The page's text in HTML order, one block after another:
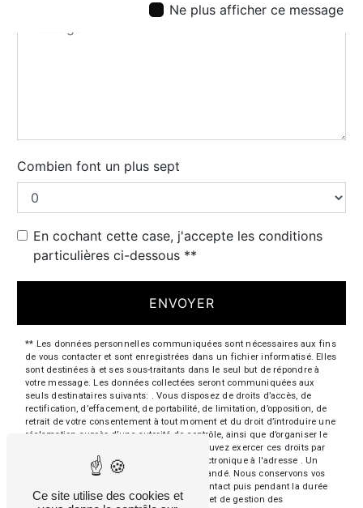
Ne plus afficher ce message
Combien font un plus sept
En cochant cette case, j'accepte les conditions
particulières ci-dessous **
ENVOYER
** Les données personnelles communiquées sont nécessaires aux fins
de vous contacter et sont enregistrées dans un fichier informatisé. Elles
sont destinées à et ses sous-traitants dans le seul but de répondre à
votre message. Les données collectées seront communiquées aux
seuls destinataires suivants: . Vous disposez de droits d’accès, de
rectification, d’effacement, de portabilité, de limitation, d’opposition, de
retrait de votre consentement à tout moment et du droit d’introduire une
réclamation auprès d’une autorité de contrôle, ainsi que d’organiser le
sort de vos données post-mortem. Vous pouvez exercer ces droits par
voie postale à l'adresse ou par courrier électronique à l'adresse . Un
justificatif d'identité pourra vous être demandé. Nous conservons vos
données pendant la période de prise de contact puis pendant la durée
de prescription légale aux fins probatoires et de gestion des
Ce site utilise des cookies et